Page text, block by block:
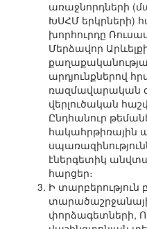
առաջնորդների
ԽՍՀՄ երկրների)
խորհուրդը
Մերձավոր
արդյունքներով
ռազմավարական
վերլուծական
Ընդհանուր
հակահրթիռային
էներգետիկ
հարցեր։
Ի տարբերություն
փորձագետների,